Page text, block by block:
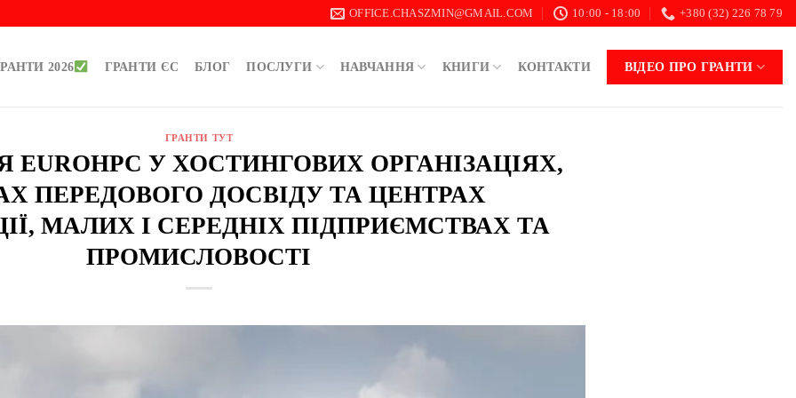
OFFICE.CHASZMIN@GMAIL.COM 10:00 - 18:00 +380 (32) 226 78 79
2026 ГРАНТИ ЄС БЛОГ ПОСЛУГИ НАВЧАННЯ КНИГИ КОНТАКТИ ВІДЕО ПРО ГРАНТИ
ГРАНТИ ТУТ
У ХОСТИНГОВИХ ОРГАНІЗАЦІЯХ,
ПЕРЕДОВОГО ДОСВІДУ ТА ЦЕНТРАХ
МАЛИХ І СЕРЕДНІХ ПІДПРИЄМСТВАХ ТА
ПРОМИСЛОВОСТІ